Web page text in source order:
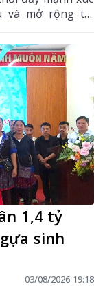
và mở rộng thị
hữu, sản phẩm
khẩu của địa
1,4 tỷ
sinh
03/08/2026 19:18